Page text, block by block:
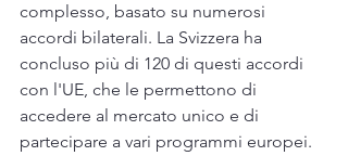
complesso, basato su numerosi
accordi bilaterali. La Svizzera ha
concluso più di 120 di questi accordi
con l'UE, che le permettono di
accedere al mercato unico e di
partecipare a vari programmi europei.